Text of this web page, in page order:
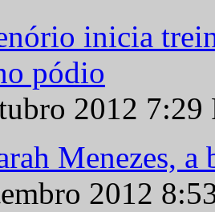
inicia
pódio
2012
Menezes,
2012